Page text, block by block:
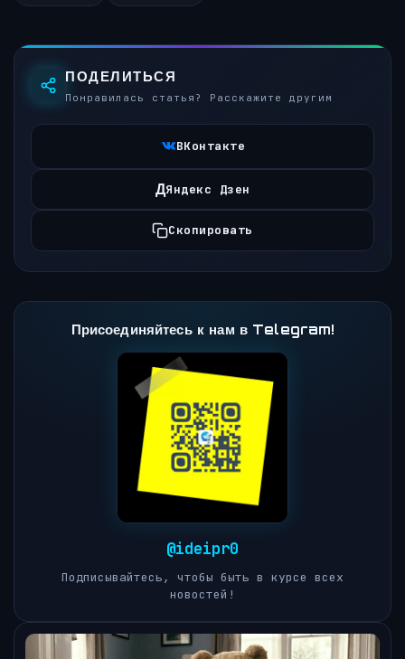
ПОДЕЛИТЬСЯ
Понравилась статья? Расскажите другим
ВКонтакте
ДЯндекс Дзен
Скопировать
Присоединяйтесь к нам в Telegram!
@ideipr0
Подписывайтесь, чтобы быть в курсе всех
новостей!